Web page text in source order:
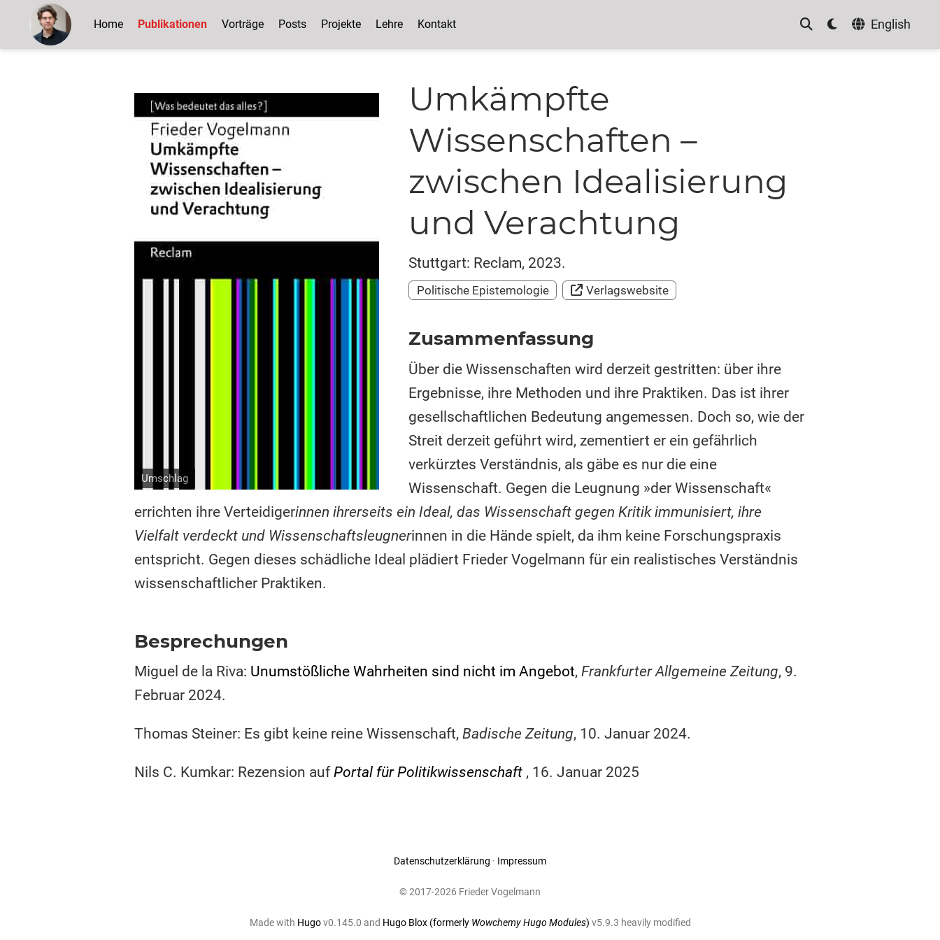
Home Publikationen Vorträge Posts Projekte Lehre Kontakt English
Umschlag
Umkämpfte
Wissenschaften –
zwischen Idealisierung
und Verachtung
Stuttgart: Reclam, 2023.
Politische Epistemologie Verlagswebsite
Zusammenfassung
Über die Wissenschaften wird derzeit gestritten: über ihre
Ergebnisse, ihre Methoden und ihre Praktiken. Das ist ihrer
gesellschaftlichen Bedeutung angemessen. Doch so, wie der
Streit derzeit geführt wird, zementiert er ein gefährlich
verkürztes Verständnis, als gäbe es nur die eine
Wissenschaft. Gegen die Leugnung »der Wissenschaft«
errichten ihre Verteidigerinnen ihrerseits ein Ideal, das Wissenschaft gegen Kritik immunisiert, ihre
Vielfalt verdeckt und Wissenschaftsleugnerinnen in die Hände spielt, da ihm keine Forschungspraxis
entspricht. Gegen dieses schädliche Ideal plädiert Frieder Vogelmann für ein realistisches Verständnis
wissenschaftlicher Praktiken.
Besprechungen
Miguel de la Riva: Unumstößliche Wahrheiten sind nicht im Angebot, Frankfurter Allgemeine Zeitung, 9.
Februar 2024.
Thomas Steiner: Es gibt keine reine Wissenschaft, Badische Zeitung, 10. Januar 2024.
Nils C. Kumkar: Rezension aufPortal für Politikwissenschaft , 16. Januar 2025
Datenschutzerklärung · Impressum
© 2017-2026 Frieder Vogelmann
Made with Hugov0.145.0 and Hugo Blox (formerly Wowchemy Hugo Modules) v5.9.3 heavily modified